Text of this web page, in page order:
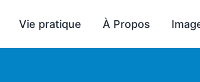
Vie pratique À Propos